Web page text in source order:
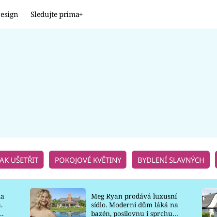
Sledujte prima+
UŠETŘIT POKOJOVÉ KVĚTINY BYDLENÍ SLAVNÝCH
Meg Ryan prodává luxusní
sídlo. Moderní dům láká na
bazén, posilovnu i sprchu